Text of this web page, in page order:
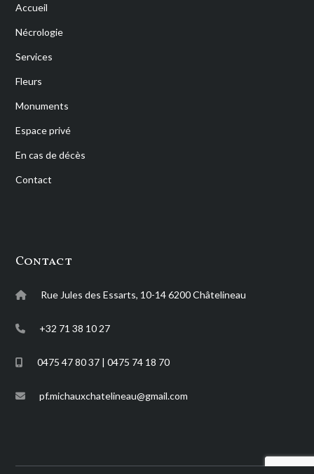
Accueil
Nécrologie
Services
Fleurs
Monuments
Espace privé
En cas de décès
Contact
Contact
Rue Jules des Essarts, 10-14 6200 Châtelineau
+32 71 38 10 27
0475 47 80 37 | 0475 74 18 70
pf.michauxchatelineau@gmail.com